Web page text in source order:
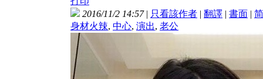
2016/11/2 14:57| 只看該作者 | 翻譯 | 書面 | 简
身材火辣, 中心, 演出, 老公